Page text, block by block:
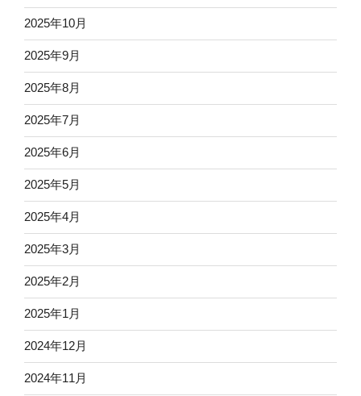
2025年10月
2025年9月
2025年8月
2025年7月
2025年6月
2025年5月
2025年4月
2025年3月
2025年2月
2025年1月
2024年12月
2024年11月